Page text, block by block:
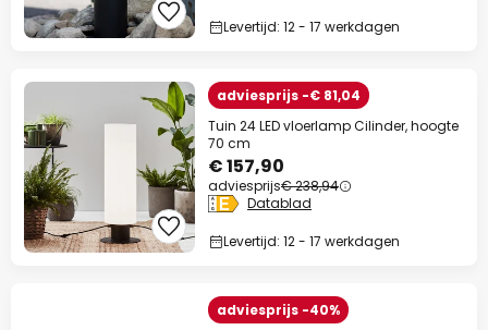
Levertijd: 12 - 17 werkdagen
adviesprijs -€ 81,04
Tuin 24 LED vloerlamp Cilinder, hoogte
70 cm
€ 157,90
adviesprijs€ 238,94
Datablad
Levertijd: 12 - 17 werkdagen
adviesprijs -40%